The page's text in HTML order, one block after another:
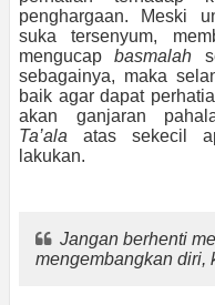
penghargaan. Meski
suka tersenyum,
mengucapbasmalah
sebagainya, maka
baik agar dapat
akan ganjaran
Ta’ala atas sekecil
lakukan.
Jangan berhenti
mengembangkan diri,